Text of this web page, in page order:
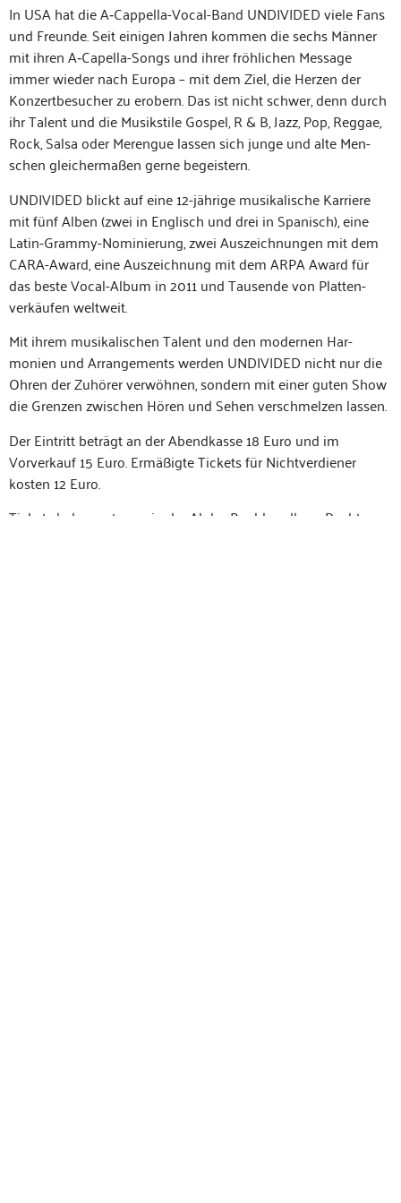
In USA hat die A‑Cap­pel­la-Vocal-Band UNDIVIDED viele Fans
und Fre­unde. Seit eini­gen Jahren kom­men die sechs Män­ner
mit ihren A‑Capel­la-Songs und ihrer fröh­lichen Mes­sage
immer wieder nach Europa – mit dem Ziel, die Herzen der
Konz­ertbe­such­er zu erobern. Das ist nicht schw­er, denn durch
ihr Tal­ent und die Musik­stile Gospel, R & B, Jazz, Pop, Reg­gae,
Rock, Sal­sa oder Merengue lassen sich junge und alte Men­
schen gle­icher­maßen gerne begeistern.
UNDIVIDED blickt auf eine 12-jährige musikalis­che Kar­riere
mit fünf Alben (zwei in Englisch und drei in Spanisch), eine
Latin-Gram­my-Nominierung, zwei Ausze­ich­nun­gen mit dem
CARA-Award, eine Ausze­ich­nung mit dem ARPA Award für
das beste Vocal-Album in 2011 und Tausende von Plat­ten­
verkäufen weltweit.
Mit ihrem musikalis­chen Tal­ent und den mod­er­nen Har­
monien und Arrange­ments wer­den UNDIVIDED nicht nur die
Ohren der Zuhör­er ver­wöh­nen, son­dern mit ein­er guten Show
die Gren­zen zwis­chen Hören und Sehen ver­schmelzen lassen.
Der Ein­tritt beträgt an der Abend­kasse 18 Euro und im
Vorverkauf 15 Euro. Ermäßigte Tick­ets für Nichtver­di­ener
kosten 12 Euro.
Tick­ets bekommt man in der Alpha-Buch­hand­lung Recht­en­